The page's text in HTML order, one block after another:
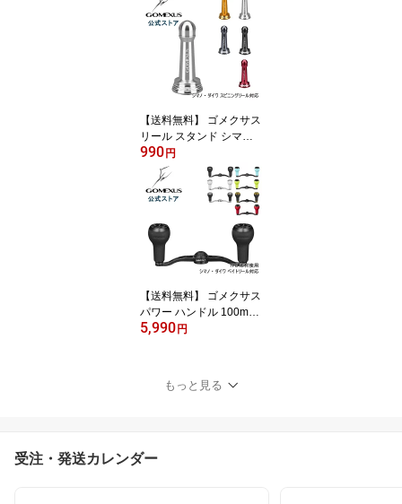
ダイワ Daiwa TypeS リ
ール カスタム パーツ 交
換 セルテート フリーム
ス ナスキー カルディア
ストラディック 用 ダイ
ヤモンド柄 Gomexus
【送料無料】 ゴメクサス
リール スタンド シマノ s
himano ダイワ daiwa ス
ピニング リール 用 カス
タム パーツ リールスタ
ンド 17 ツインパワー 30
00-5000 19 ヴァンキッ
シュ 15 ルビアス 16 セル
テート 1003-3012 など
ボディーキーパー アルミ
990 円
【送料無料】 ゴメクサス
パワー ハンドル 100mm
リール カスタム パーツ
Garcia 用 16 アルデバラ
ン BFS XG タトゥーラ 用
5,990 円
もっと見る
受注・発送カレンダー